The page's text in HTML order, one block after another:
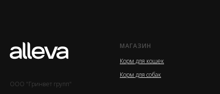
ООО "Гринвет групп"
МАГАЗИН
Корм для кошек
Корм для собак